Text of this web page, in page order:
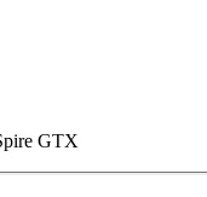
GTX